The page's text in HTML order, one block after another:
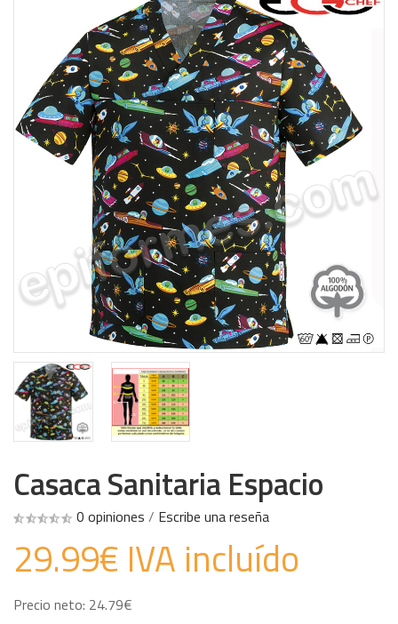
Casaca Sanitaria Espacio
0 opiniones / Escribe una reseña
29.99€ IVA incluído
Precio neto: 24.79€